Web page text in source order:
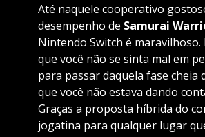
Até naquele cooperativo
desempenho de Samurai
Nintendo Switch é maravilhoso.
que você não se sinta mal em
para passar daquela fase cheia
que você não estava dando
Graças a proposta híbrida do
jogatina para qualquer lugar